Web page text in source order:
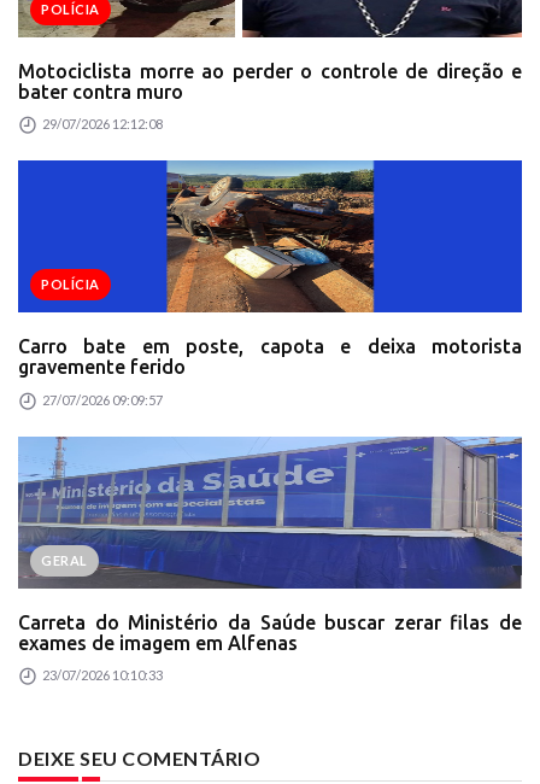
POLÍCIA
Motociclista morre ao perder o controle de direção e
bater contra muro
29/07/2026 12:12:08
POLÍCIA
Carro bate em poste, capota e deixa motorista
gravemente ferido
27/07/2026 09:09:57
GERAL
Carreta do Ministério da Saúde buscar zerar filas de
exames de imagem em Alfenas
23/07/2026 10:10:33
DEIXE SEU COMENTÁRIO